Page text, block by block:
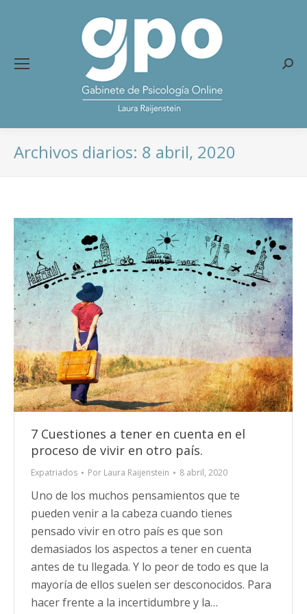
Archivos diarios: 8 abril, 2020
7 Cuestiones a tener en cuenta en el
proceso de vivir en otro país.
Expatriados Por Laura Raijenstein 8 abril, 2020
Uno de los muchos pensamientos que te
pueden venir a la cabeza cuando tienes
pensado vivir en otro país es que son
demasiados los aspectos a tener en cuenta
antes de tu llegada. Y lo peor de todo es que la
mayoría de ellos suelen ser desconocidos. Para
hacer frente a la incertidumbre y la…